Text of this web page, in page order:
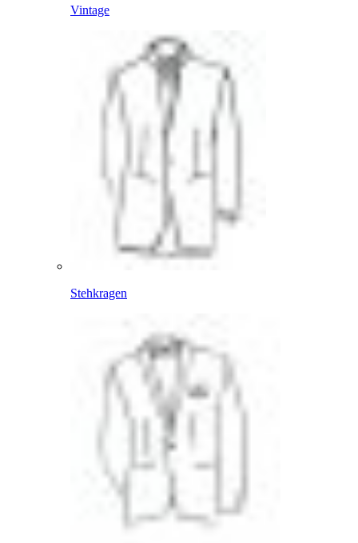
Vintage
Stehkragen